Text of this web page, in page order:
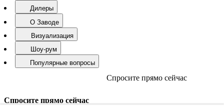
Дилеры
О Заводе
Визуализация
Шоу-рум
Популярные вопросы
Спросите прямо сейчас
Спросите прямо сейчас